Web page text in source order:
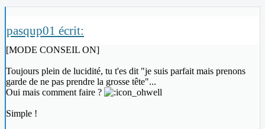
pasqup01 écrit:
[MODE CONSEIL ON]
Toujours plein de lucidité, tu t'es dit "je suis parfait mais prenons
garde de ne pas prendre la grosse tête"...
Oui mais comment faire ?
Simple !